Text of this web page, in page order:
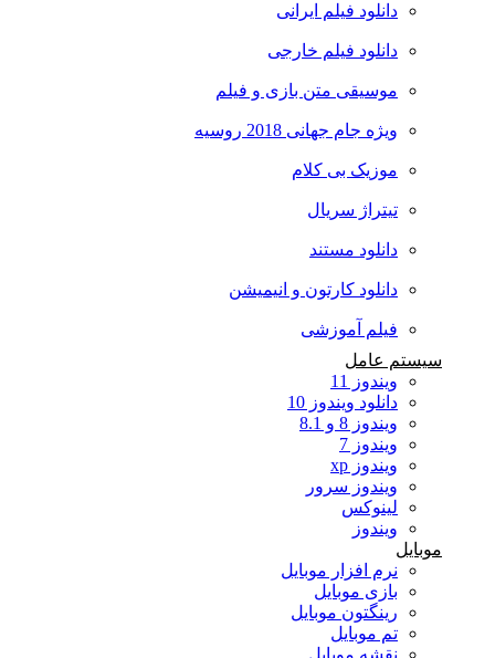
دانلود فیلم ایرانی
دانلود فیلم خارجی
موسیقی متن بازی و فیلم
ویژه جام جهانی 2018 روسیه
موزیک بی کلام
تیتراژ سریال
دانلود مستند
دانلود کارتون و انیمیشن
فیلم آموزشی
سیستم عامل
ویندوز 11
دانلود ویندوز 10
ویندوز 8 و 8.1
ویندوز 7
ویندوز xp
ویندوز سرور
لینوکس
ویندوز
نرم افزار موبایل
بازی موبایل
رینگتون موبایل
تم موبایل
نقشه موبایل